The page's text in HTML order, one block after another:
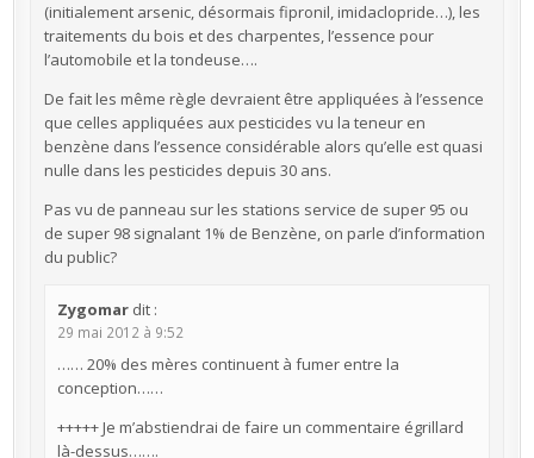
(initialement arsenic, désormais fipronil, imidaclopride…), les
traitements du bois et des charpentes, l’essence pour
l’automobile et la tondeuse….
De fait les même règle devraient être appliquées à l’essence
que celles appliquées aux pesticides vu la teneur en
benzène dans l’essence considérable alors qu’elle est quasi
nulle dans les pesticides depuis 30 ans.
Pas vu de panneau sur les stations service de super 95 ou
de super 98 signalant 1% de Benzène, on parle d’information
du public?
Zygomar dit :
29 mai 2012 à 9:52
…… 20% des mères continuent à fumer entre la
conception……
+++++ Je m’abstiendrai de faire un commentaire égrillard
là-dessus…….